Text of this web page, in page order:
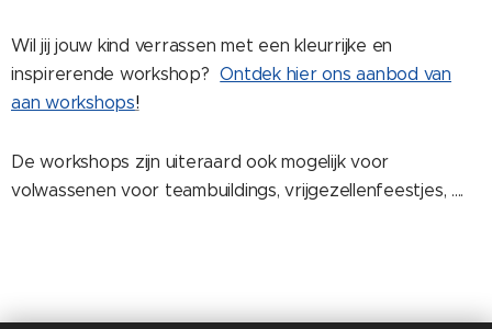
Wil jij jouw kind verrassen met een kleurrijke en
inspirerende workshop?Ontdek hier ons aanbod van
aan workshops!
De workshops zijn uiteraard ook mogelijk voor
volwassenen voor teambuildings, vrijgezellenfeestjes, ....